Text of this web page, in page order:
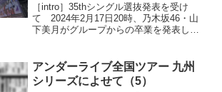
［intro］35thシングル選抜発表を受け
て 2024年2月17日20時、乃木坂46・山
下美月がグループからの卒業を発表し
35thシングルの選抜発表（2月18日「乃木
坂...
アンダーライブ全国ツアー 九州
シリーズによせて（5）